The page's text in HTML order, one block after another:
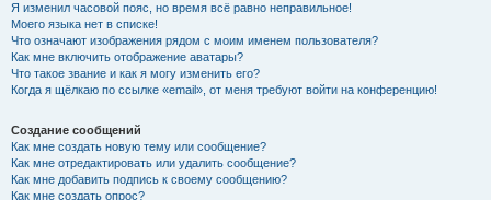
Я изменил часовой пояс, но время всё равно неправильное!
Моего языка нет в списке!
Что означают изображения рядом с моим именем пользователя?
Как мне включить отображение аватары?
Что такое звание и как я могу изменить его?
Когда я щёлкаю по ссылке «email», от меня требуют войти на конференцию!
Создание сообщений
Как мне создать новую тему или сообщение?
Как мне отредактировать или удалить сообщение?
Как мне добавить подпись к своему сообщению?
Как мне создать опрос?